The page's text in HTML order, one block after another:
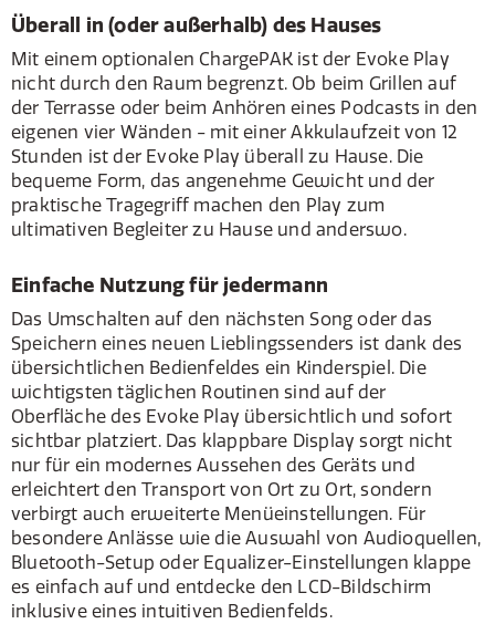
Überall in (oder außerhalb) des Hauses
Mit einem optionalen ChargePAK ist der Evoke Play
nicht durch den Raum begrenzt. Ob beim Grillen auf
der Terrasse oder beim Anhören eines Podcasts in den
eigenen vier Wänden - mit einer Akkulaufzeit von 12
Stunden ist der Evoke Play überall zu Hause. Die
bequeme Form, das angenehme Gewicht und der
praktische Tragegriff machen den Play zum
ultimativen Begleiter zu Hause und anderswo.
Einfache Nutzung für jedermann
Das Umschalten auf den nächsten Song oder das
Speichern eines neuen Lieblingssenders ist dank des
übersichtlichen Bedienfeldes ein Kinderspiel. Die
wichtigsten täglichen Routinen sind auf der
Oberfläche des Evoke Play übersichtlich und sofort
sichtbar platziert. Das klappbare Display sorgt nicht
nur für ein modernes Aussehen des Geräts und
erleichtert den Transport von Ort zu Ort, sondern
verbirgt auch erweiterte Menüeinstellungen. Für
besondere Anlässe wie die Auswahl von Audioquellen,
Bluetooth-Setup oder Equalizer-Einstellungen klappe
es einfach auf und entdecke den LCD-Bildschirm
inklusive eines intuitiven Bedienfelds.